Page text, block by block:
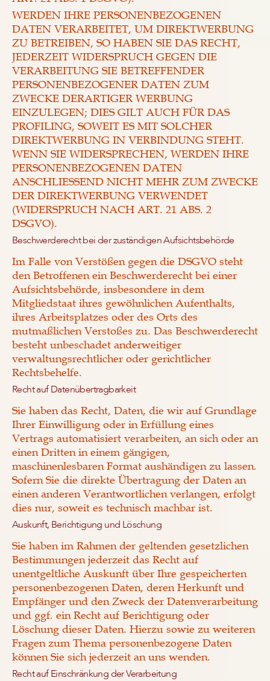
WERDEN IHRE PERSONENBEZOGENEN
DATEN VERARBEITET, UM DIREKTWERBUNG
ZU BETREIBEN, SO HABEN SIE DAS RECHT,
JEDERZEIT WIDERSPRUCH GEGEN DIE
VERARBEITUNG SIE BETREFFENDER
PERSONENBEZOGENER DATEN ZUM
ZWECKE DERARTIGER WERBUNG
EINZULEGEN; DIES GILT AUCH FÜR DAS
PROFILING, SOWEIT ES MIT SOLCHER
DIREKTWERBUNG IN VERBINDUNG STEHT.
WENN SIE WIDERSPRECHEN, WERDEN IHRE
PERSONENBEZOGENEN DATEN
ANSCHLIESSEND NICHT MEHR ZUM ZWECKE
DER DIREKTWERBUNG VERWENDET
(WIDERSPRUCH NACH ART. 21 ABS. 2
DSGVO).
Beschwerde­recht bei der zuständigen Aufsichts­behörde
Im Falle von Verstößen gegen die DSGVO steht
den Betroffenen ein Beschwerderecht bei einer
Aufsichtsbehörde, insbesondere in dem
Mitgliedstaat ihres gewöhnlichen Aufenthalts,
ihres Arbeitsplatzes oder des Orts des
mutmaßlichen Verstoßes zu. Das Beschwerderecht
besteht unbeschadet anderweitiger
verwaltungsrechtlicher oder gerichtlicher
Rechtsbehelfe.
Recht auf Daten­übertrag­barkeit
Sie haben das Recht, Daten, die wir auf Grundlage
Ihrer Einwilligung oder in Erfüllung eines
Vertrags automatisiert verarbeiten, an sich oder an
einen Dritten in einem gängigen,
maschinenlesbaren Format aushändigen zu lassen.
Sofern Sie die direkte Übertragung der Daten an
einen anderen Verantwortlichen verlangen, erfolgt
dies nur, soweit es technisch machbar ist.
Auskunft, Berichtigung und Löschung
Sie haben im Rahmen der geltenden gesetzlichen
Bestimmungen jederzeit das Recht auf
unentgeltliche Auskunft über Ihre gespeicherten
personenbezogenen Daten, deren Herkunft und
Empfänger und den Zweck der Datenverarbeitung
und ggf. ein Recht auf Berichtigung oder
Löschung dieser Daten. Hierzu sowie zu weiteren
Fragen zum Thema personenbezogene Daten
können Sie sich jederzeit an uns wenden.
Recht auf Einschränkung der Verarbeitung